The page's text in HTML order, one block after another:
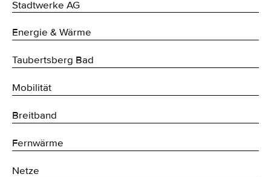
Stadtwerke AG
Energie & Wärme
Taubertsberg Bad
Mobilität
Breitband
Fernwärme
Netze